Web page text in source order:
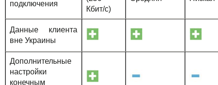
подключения
Кбит/с)
Данные клиента
вне Украины
Дополнительные
настройки
конечным